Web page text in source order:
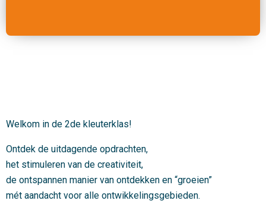
Welkom in de 2de kleuterklas!
Ontdek de uitdagende opdrachten,
het stimuleren van de creativiteit,
de ontspannen manier van ontdekken en “groeien”
mét aandacht voor alle ontwikkelingsgebieden.